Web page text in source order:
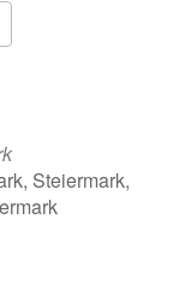
Steiermark,